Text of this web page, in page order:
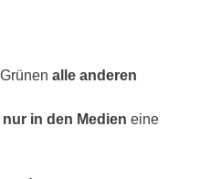
alle anderen
nur in den Medien eine